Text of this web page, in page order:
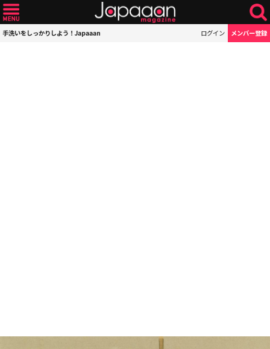
手洗いをしっかりしよう！Japaaan ログイン メンバー登録